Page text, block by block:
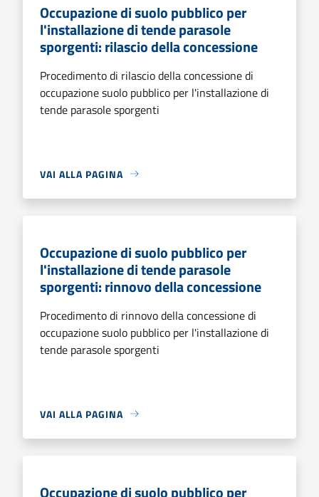
Occupazione di suolo pubblico per
l'installazione di tende parasole
sporgenti: rilascio della concessione
Procedimento di rilascio della concessione di
occupazione suolo pubblico per l'installazione di
tende parasole sporgenti
VAI ALLA PAGINA
Occupazione di suolo pubblico per
l'installazione di tende parasole
sporgenti: rinnovo della concessione
Procedimento di rinnovo della concessione di
occupazione suolo pubblico per l'installazione di
tende parasole sporgenti
VAI ALLA PAGINA
Occupazione di suolo pubblico per